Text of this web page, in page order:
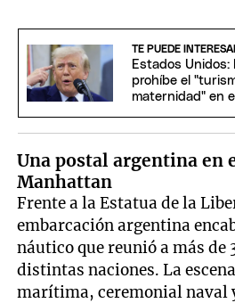
TE PUEDE
Estados Unidos:
prohíbe el
maternidad" en
Una postal argentina en
Manhattan
Frente a la Estatua de la
embarcación argentina
náutico que reunió a más de
distintas naciones. La
marítima, ceremonial naval